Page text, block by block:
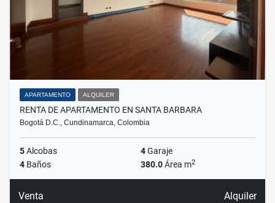
APARTAMENTO ALQUILER
RENTA DE APARTAMENTO EN SANTA BARBARA
Bogotá D.C., Cundinamarca, Colombia
5Alcobas 4Garaje
4 Baños 380.0Área m2
Venta Alquiler